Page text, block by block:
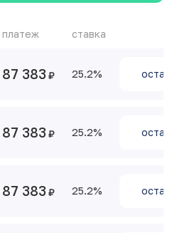
платеж ставка
87 383 25.2
87 383 25.2
87 383 25.2